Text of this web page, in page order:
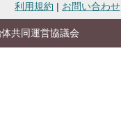
利用規約 | お問い合わせ
共同運営協議会